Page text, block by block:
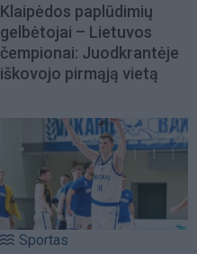
Klaipėdos paplūdimių
gelbėtojai – Lietuvos
čempionai: Juodkrantėje
iškovojo pirmąją vietą
Sportas